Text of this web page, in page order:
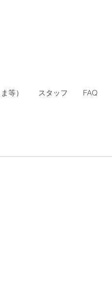
等） スタッフ FAQ